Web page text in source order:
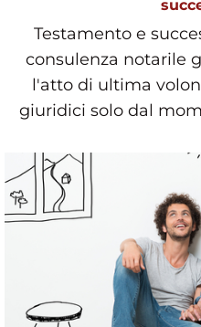
Testamento e
consulenza notarile
l'atto di ultima
giuridici solo dal